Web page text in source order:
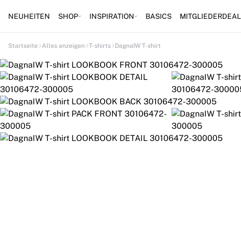
NEUHEITEN SHOP INSPIRATION BASICS MITGLIEDERDEAL
Startseite Alles anzeigen T-shirts DagnaIW T-shirt